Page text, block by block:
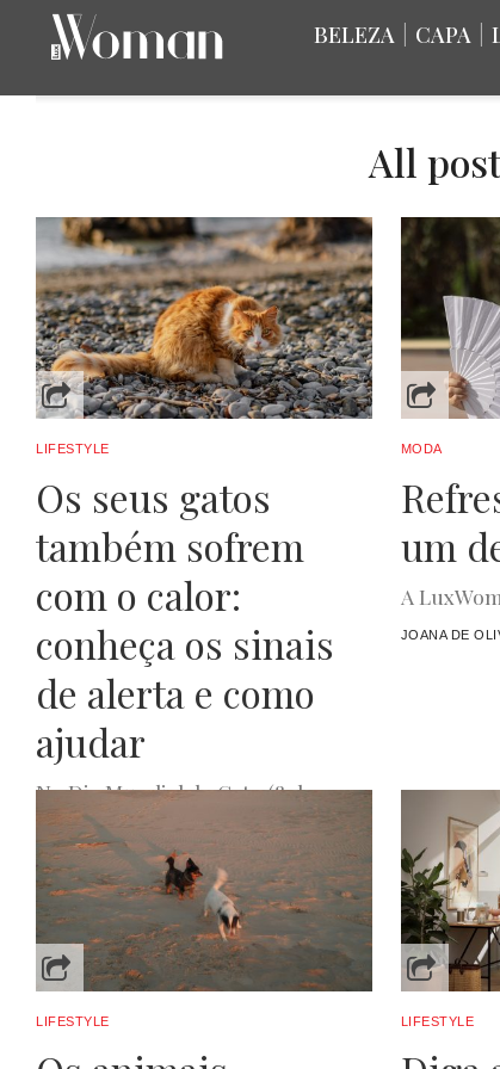
BELEZA CAPA
All
LIFESTYLE
Os seus gatos
também sofrem
com o calor:
conheça os sinais
de alerta e como
ajudar
No Dia Mundial do Gato (8 de
agosto), a veterinária Joana Valente
ajuda a prevenir e atuar em casos
de desidratação...
LUXWOMAN AGOSTO 8, 2025
MODA
um
A
JOANA DE
LIFESTYLE LIFESTYLE